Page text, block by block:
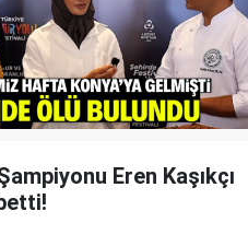
Eren Kaşıkçı